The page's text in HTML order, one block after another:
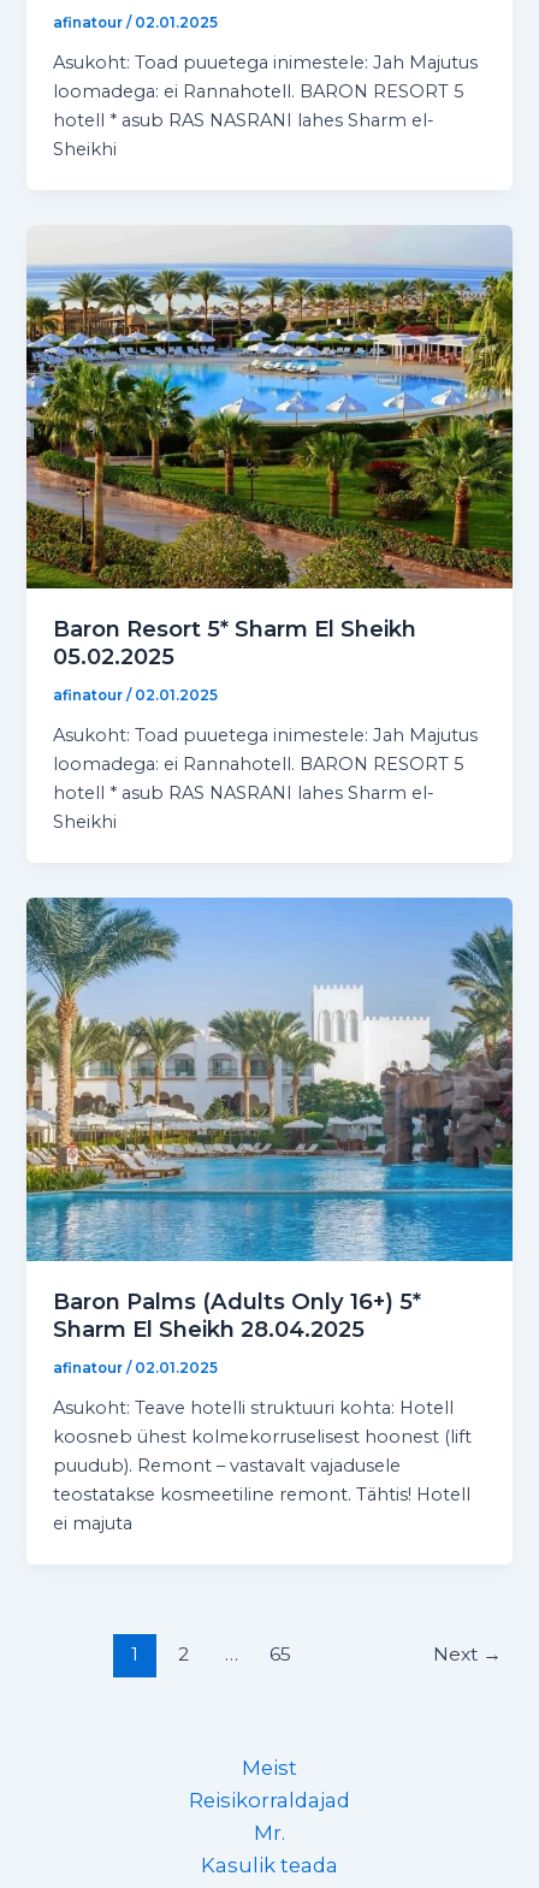
afinatour/ 02.01.2025
Asukoht: Toad puuetega inimestele: Jah Majutus
loomadega: ei Rannahotell. BARON RESORT 5
hotell * asub RAS NASRANI lahes Sharm el-
Sheikhi
Baron Resort 5* Sharm El Sheikh
05.02.2025
afinatour/ 02.01.2025
Asukoht: Toad puuetega inimestele: Jah Majutus
loomadega: ei Rannahotell. BARON RESORT 5
hotell * asub RAS NASRANI lahes Sharm el-
Sheikhi
Baron Palms (Adults Only 16+) 5*
Sharm El Sheikh 28.04.2025
afinatour/ 02.01.2025
Asukoht: Teave hotelli struktuuri kohta: Hotell
koosneb ühest kolmekorruselisest hoonest (lift
puudub). Remont – vastavalt vajadusele
teostatakse kosmeetiline remont. Tähtis! Hotell
ei majuta
1 2 … 65 Next →
Meist
Reisikorraldajad
Mr.
Kasulik teada